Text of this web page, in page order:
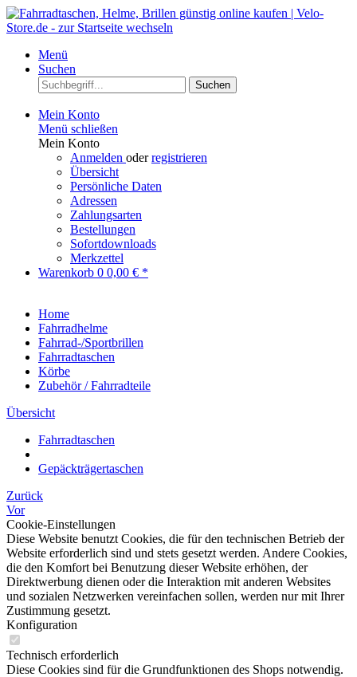
Menü
Suchen
Suchen
Mein Konto
Menü schließen
Mein Konto
Anmelden oderregistrieren
Übersicht
Persönliche Daten
Adressen
Zahlungsarten
Bestellungen
Sofortdownloads
Merkzettel
Warenkorb 0 0,00 € *
Home
Fahrradhelme
Fahrrad-/Sportbrillen
Fahrradtaschen
Körbe
Zubehör / Fahrradteile
Übersicht
Fahrradtaschen
Gepäckträgertaschen
Zurück
Vor
Cookie-Einstellungen
Diese Website benutzt Cookies, die für den technischen Betrieb der
Website erforderlich sind und stets gesetzt werden. Andere Cookies,
die den Komfort bei Benutzung dieser Website erhöhen, der
Direktwerbung dienen oder die Interaktion mit anderen Websites
und sozialen Netzwerken vereinfachen sollen, werden nur mit Ihrer
Zustimmung gesetzt.
Konfiguration
Technisch erforderlich
Diese Cookies sind für die Grundfunktionen des Shops notwendig.